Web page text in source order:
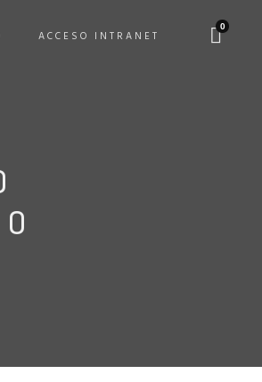
0
ACCESO INTRANET